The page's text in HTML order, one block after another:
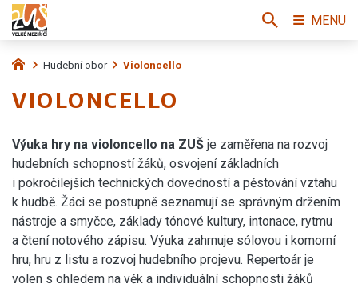
Hudební obor Violoncello
VIOLONCELLO
Výuka hry na violoncello na ZUŠ je zaměřena na rozvoj
hudebních schopností žáků, osvojení základních
i pokročilejších technických dovedností a pěstování vztahu
k hudbě. Žáci se postupně seznamují se správným držením
nástroje a smyčce, základy tónové kultury, intonace, rytmu
a čtení notového zápisu. Výuka zahrnuje sólovou i komorní
hru, hru z listu a rozvoj hudebního projevu. Repertoár je
volen s ohledem na věk a individuální schopnosti žáků
MENU